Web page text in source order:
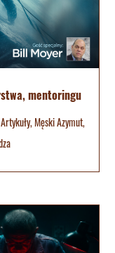
mentoringu
Artykuły,Męski Azymut,